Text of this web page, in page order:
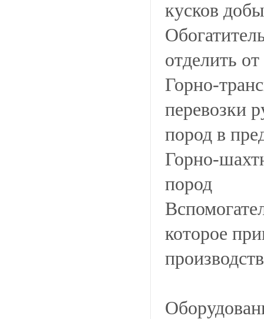
кусков
отделить
Горно-
перевозки
пород в
Горно-
пород
которое